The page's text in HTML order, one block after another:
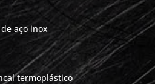
aço inox
termoplástico